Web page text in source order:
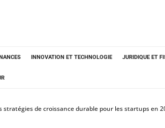
INNOVATION ET TECHNOLOGIE JURIDIQUE ET
stratégies de croissance durable pour les startups en